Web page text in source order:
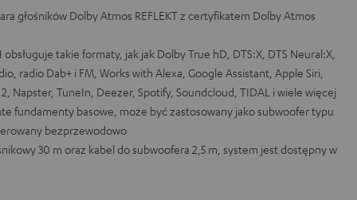
głośników Dolby Atmos REFLEKT z certyfikatem Dolby Atmos
takie formaty, jak jak Dolby True hD, DTS:X, DTS Neural:X,
radio Dab+ i FM, Works with Alexa, Google Assistant, Apple Siri,
Napster, TuneIn, Deezer, Spotify, Soundcloud, TIDAL i wiele więcej
fundamenty basowe, może być zastosowany jako subwoofer typu
bezprzewodowo
30 m oraz kabel do subwoofera 2,5 m, system jest dostępny w